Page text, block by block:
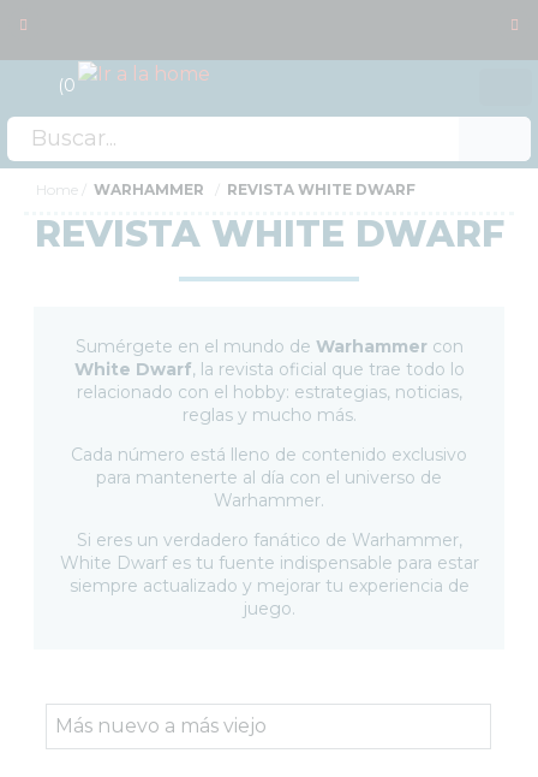
0
OFERTAS
RESERVAS
COLECCIONISMO
WARHAMMER
THE OLD WORLD
HERRAMIENTAS Y ACCESORIOS
SETS Y GUÍAS DE INICIO
CARTAS TCG
Home WARHAMMER REVISTA WHITE DWARF
REVISTA WHITE DWARF
Sumérgete en el mundo de Warhammercon
White Dwarf, la revista oficial que trae todo lo
relacionado con el hobby: estrategias, noticias,
reglas y mucho más.
Cada número está lleno de contenido exclusivo
para mantenerte al día con el universo de
Warhammer.
Si eres un verdadero fanático de Warhammer,
White Dwarf es tu fuente indispensable para estar
siempre actualizado y mejorar tu experiencia de
juego.